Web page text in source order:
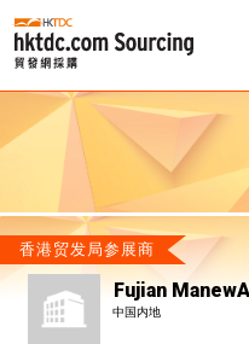
香港贸发局参展商
Fujian
中国内地